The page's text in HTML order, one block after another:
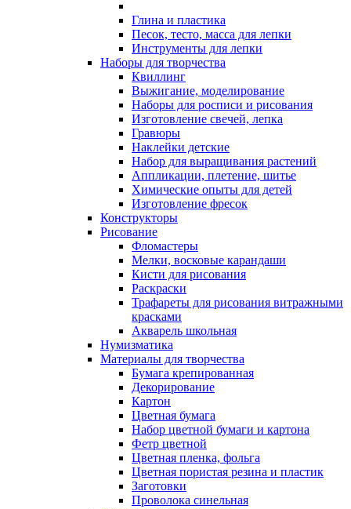
Глина и пластика
Песок, тесто, масса для лепки
Инструменты для лепки
Наборы для творчества
Квиллинг
Выжигание, моделирование
Наборы для росписи и рисования
Изготовление свечей, лепка
Гравюры
Наклейки детские
Набор для выращивания растений
Аппликации, плетение, шитье
Химические опыты для детей
Изготовление фресок
Конструкторы
Рисование
Фломастеры
Мелки, восковые карандаши
Кисти для рисования
Раскраски
Трафареты для рисования витражными
красками
Акварель школьная
Нумизматика
Материалы для творчества
Бумага крепированная
Декорирование
Картон
Цветная бумага
Набор цветной бумаги и картона
Фетр цветной
Цветная пленка, фольга
Цветная пористая резина и пластик
Заготовки
Проволока синельная